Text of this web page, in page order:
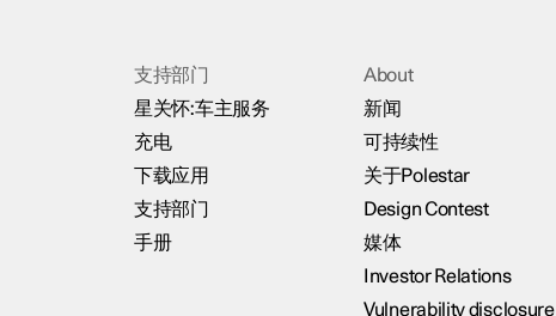
支持部门
星关怀:车主服务
充电
下载应用
支持部门
手册
About
新闻
可持续性
关于Polestar
Design Contest
媒体
Investor Relations
Vulnerability disclosure